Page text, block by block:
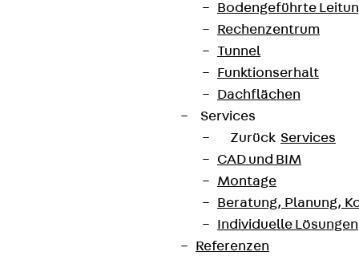
Bodengeführte
Rechenzentrum
Tunnel
Funktionserhalt
Dachflächen
Services
Zurück Services
CAD und BIM
Montage
Beratung, Planung,
Individuelle Lösungen
Referenzen